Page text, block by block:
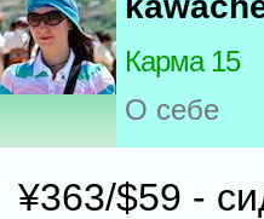
Карма 15
О себе
¥363/$59 -